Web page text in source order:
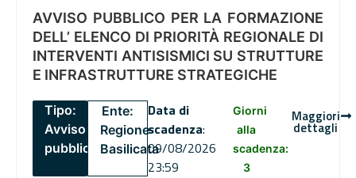
AVVISO PUBBLICO PER LA FORMAZIONE
DELL’ ELENCO DI PRIORITÀ REGIONALE DI
INTERVENTI ANTISISMICI SU STRUTTURE
E INFRASTRUTTURE STRATEGICHE
Tipo:
Avviso
pubblico
Ente:
Regione
Basilicata
Data di
scadenza:
09/08/2026
23:59
Giorni
alla
scadenza:
3
Maggiori
dettagli